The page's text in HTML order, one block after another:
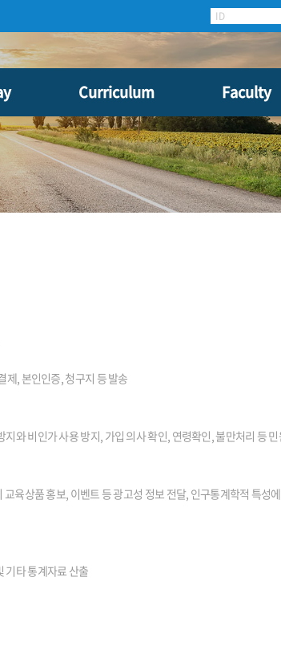
ID
Curriculum Faculty
제, 본인인증, 청구지 등 발송
와 비인가 사용 방지, 가입 의사 확인, 연령확인, 불만처리 등
육상품 홍보, 이벤트 등 광고성 정보 전달, 인구통계학적 특성
기타 통계자료 산출